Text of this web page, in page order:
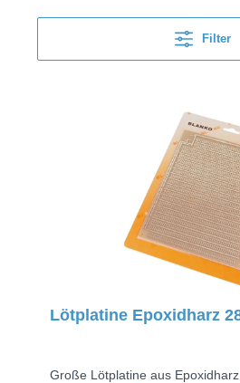
Filter
Lötplatine Epoxidharz
Große Lötplatine aus